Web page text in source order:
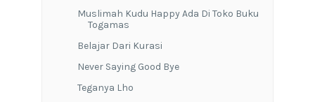
Muslimah Kudu Happy Ada Di Toko Buku
Togamas
Belajar Dari Kurasi
Never Saying Good Bye
Teganya Lho